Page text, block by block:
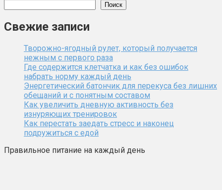
Поиск
Свежие записи
Творожно-ягодный рулет, который получается
нежным с первого раза
Где содержится клетчатка и как без ошибок
набрать норму каждый день
Энергетический батончик для перекуса без лишних
обещаний и с понятным составом
Как увеличить дневную активность без
изнуряющих тренировок
Как перестать заедать стресс и наконец
подружиться с едой
Правильное питание на каждый день